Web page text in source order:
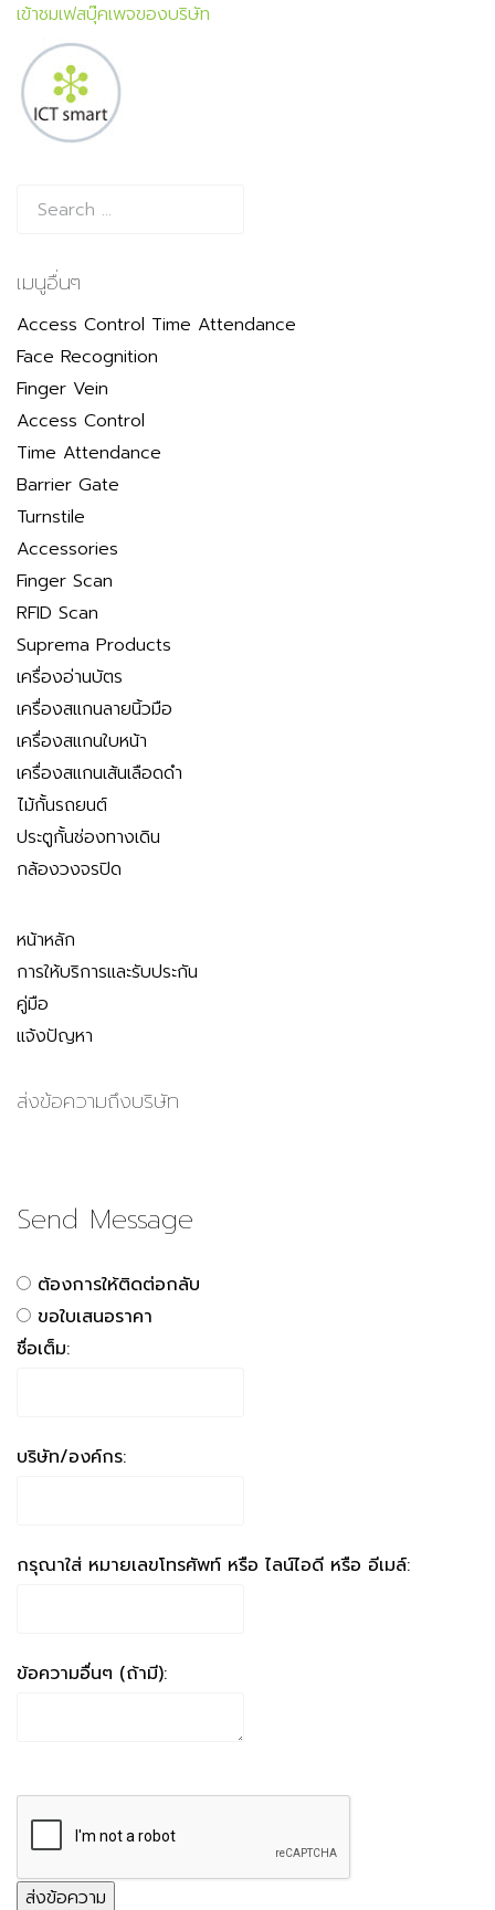
เข้าชมเฟสบุ๊คเพจของบริษัท
เมนูอื่นๆ
Access Control Time Attendance
Face Recognition
Finger Vein
Access Control
Time Attendance
Barrier Gate
Turnstile
Accessories
Finger Scan
RFID Scan
Suprema Products
เครื่องอ่านบัตร
เครื่องสแกนลายนิ้วมือ
เครื่องสแกนใบหน้า
เครื่องสแกนเส้นเลือดดำ
ไม้กั้นรถยนต์
ประตูกั้นช่องทางเดิน
กล้องวงจรปิด
หน้าหลัก
การให้บริการและรับประกัน
คู่มือ
แจ้งปัญหา
ส่งข้อความถึงบริษัท
Send Message
ต้องการให้ติดต่อกลับ
ขอใบเสนอราคา
ชื่อเต็ม:
บริษัท/องค์กร:
กรุณาใส่ หมายเลขโทรศัพท์ หรือ ไลน์ไอดี หรือ อีเมล์:
ข้อความอื่นๆ (ถ้ามี):